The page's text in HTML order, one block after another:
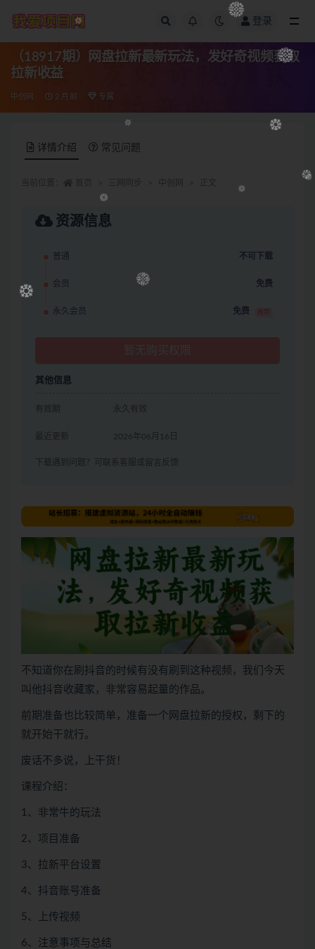
登录
（18917期）网盘拉新最新玩法，发好奇视频获取
拉新收益
中创网 2 月前 专属
详情介绍 常见问题
资源信息
普通 不可下载
会员 免费
永久会员 免费 推荐
其他信息
有效期 永久有效
最近更新 2026年06月16日
下载遇到问题？可联系客服或留言反馈
不知道你在刷抖音的时候有没有刷到这种视频，我们今天
叫他抖音收藏家，非常容易起量的作品。
前期准备也比较简单，准备一个网盘拉新的授权，剩下的
就开始干就行。
废话不多说，上干货！
课程介绍：
1、非常牛的玩法
2、项目准备
3、拉新平台设置
4、抖音账号准备
5、上传视频
6、注意事项与总结